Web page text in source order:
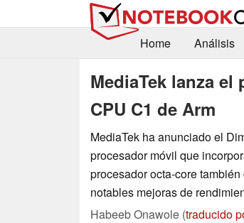
Home
Análisis
MediaTek lanza
CPU C1 de Arm
MediaTek ha anunciado el
procesador móvil que
procesador octa-core
notables mejoras de
Habeeb Onawole (traducido